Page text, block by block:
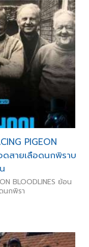
PIGEON
สายเลือดนกพิราบ
BLOODLINES ย้อน
นกพิรา